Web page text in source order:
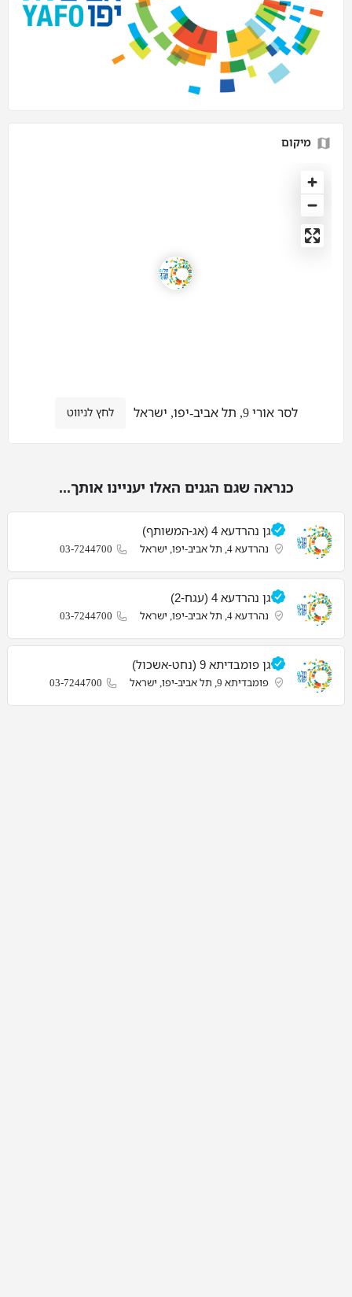
מיקום
לסר אורי 9, תל אביב-יפו, ישראל לחץ לניווט
כנראה שגם הגנים האלו יעניינו אותך...
גן נהרדעא 4 (אג-המשותף)
נהרדעא 4, תל אביב-יפו, ישראל 03-7244700
גן נהרדעא 4 (עגח-2)
נהרדעא 4, תל אביב-יפו, ישראל 03-7244700
גן פומבדיתא 9 (נחט-אשכול)
פומבדיתא 9, תל אביב-יפו, ישראל 03-7244700